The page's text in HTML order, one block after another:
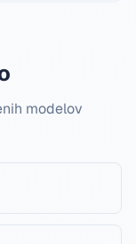
modelov